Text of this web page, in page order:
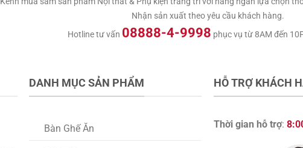
Nhận sản xuất theo yêu cầu khách hàng.
Hotline tư vấn 08888-4-9998 phục vụ từ 8AM đến
DANH MỤC SẢN PHẨM
Bàn Ghế Ăn
HỖ TRỢ KHÁCH
Thời gian hỗ trợ: